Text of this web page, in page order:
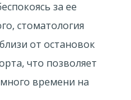
за ее
стоматология
от остановок
что позволяет
времени на